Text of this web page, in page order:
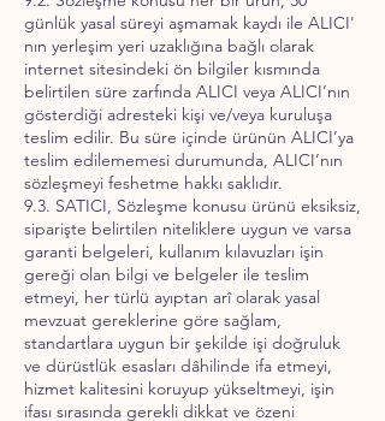
günlük yasal süreyi aşmamak kaydı ile ALICI'
nın yerleşim yeri uzaklığına bağlı olarak
internet sitesindeki ön bilgiler kısmında
belirtilen süre zarfında ALICI veya ALICI’nın
gösterdiği adresteki kişi ve/veya kuruluşa
teslim edilir. Bu süre içinde ürünün ALICI’ya
teslim edilememesi durumunda, ALICI’nın
sözleşmeyi feshetme hakkı saklıdır.
9.3. SATICI, Sözleşme konusu ürünü eksiksiz,
siparişte belirtilen niteliklere uygun ve varsa
garanti belgeleri, kullanım kılavuzları işin
gereği olan bilgi ve belgeler ile teslim
etmeyi, her türlü ayıptan arî olarak yasal
mevzuat gereklerine göre sağlam,
standartlara uygun bir şekilde işi doğruluk
ve dürüstlük esasları dâhilinde ifa etmeyi,
hizmet kalitesini koruyup yükseltmeyi, işin
ifası sırasında gerekli dikkat ve özeni